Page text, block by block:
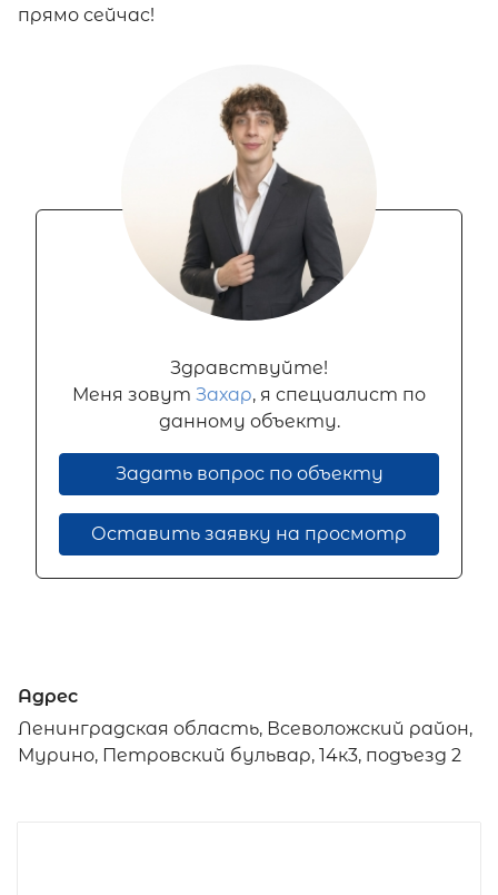
прямо сейчас!
Здравствуйте!
Меня зовут Захар, я специалист по
данному объекту.
Задать вопрос по объекту
Оставить заявку на просмотр
Адрес
Ленинградская область, Всеволожский район,
Мурино, Петровский бульвар, 14к3, подъезд 2